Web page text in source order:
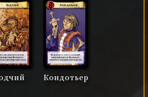
Зодчий
две дополнительные
кварталов. Вы можете
до трех кварталов за ход.
Кондотьер
Вы получаете золото за каждый
воинский квартал. Вы можете
заплатить за разрушение квартала.
Кондотьер